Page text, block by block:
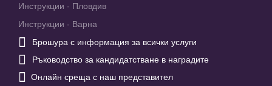
Инструкции - Пловдив
Инструкции - Варна
 Брошура с информация за всички услуги
 Ръководство за кандидатстване в наградите
 Онлайн среща с наш представител